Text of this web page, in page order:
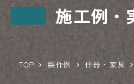
施工例・
TOP 製作例 什器・家具